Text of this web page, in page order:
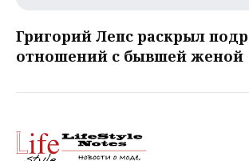
Григорий Лепс раскрыл
отношений с бывшей женой